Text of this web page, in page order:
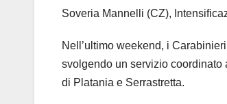
Soveria Mannelli (CZ),
Nell’ultimo weekend, i
svolgendo un servizio coordinato
di Platania e Serrastretta.